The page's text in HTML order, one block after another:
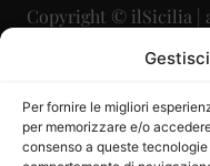
Per fornire le migliori
per memorizzare e/o
consenso a queste
Copyright © ilSicilia |
Direttore